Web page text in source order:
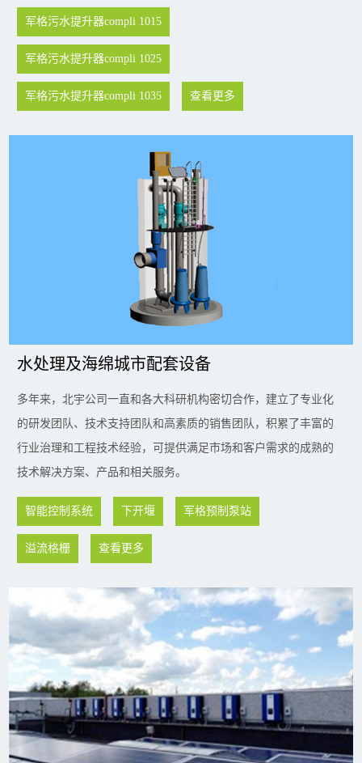
军格污水提升器compli 1015
军格污水提升器compli 1025
军格污水提升器compli 1035 查看更多
水处理及海绵城市配套设备
多年来，北宇公司一直和各大科研机构密切合作，建立了专业化
的研发团队、技术支持团队和高素质的销售团队，积累了丰富的
行业治理和工程技术经验，可提供满足市场和客户需求的成熟的
技术解决方案、产品和相关服务。
智能控制系统 下开堰 军格预制泵站
溢流格栅 查看更多